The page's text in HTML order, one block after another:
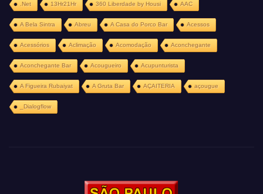
.Net 13Hr21Hr 360 Liberdade by Housi AAC
A Bela Sintra Abreu A Casa do Porco Bar Acessos
Acessórios Aclimação Acomodação Aconchegante
Aconchegante Bar Acougueiro Acupunturista
A Figueira Rubaiyat A Gruta Bar AÇAITERIA açougue
_Dialogflow